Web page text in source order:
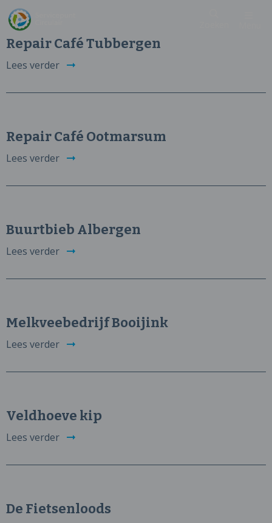
Repair Café Tubbergen
Lees verder
Repair Café Ootmarsum
Lees verder
Buurtbieb Albergen
Lees verder
Melkveebedrijf Booijink
Lees verder
Veldhoeve kip
Lees verder
De Fietsenloods